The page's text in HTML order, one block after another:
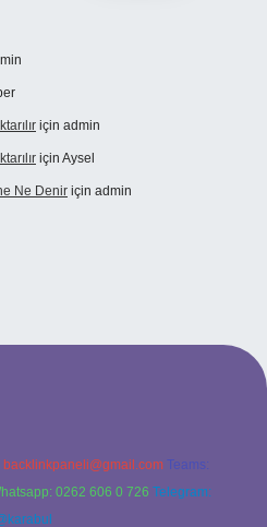
için admin
için Aysel
Ne Denir için admin
backlinkpaneli@gmail.com Teams:
0262 606 0 726 Telegram: